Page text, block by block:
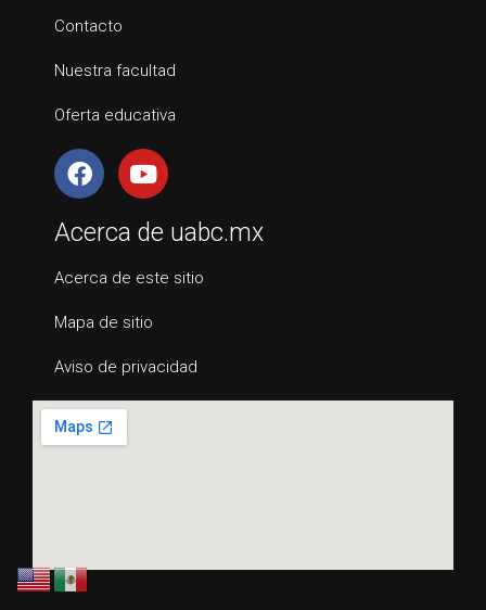
Contacto
Nuestra facultad
Oferta educativa
Acerca de uabc.mx
Acerca de este sitio
Mapa de sitio
Aviso de privacidad